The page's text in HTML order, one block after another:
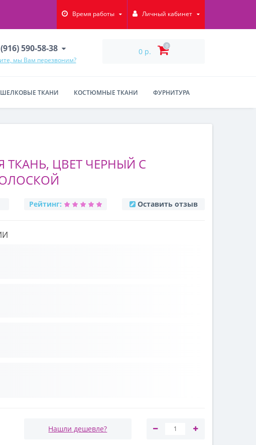
Время работы Личный кабинет
590-58-38
мы Вам перезвоним?
0 р.
0
ШЕЛКОВЫЕ ТКАНИ КОСТЮМНЫЕ ТКАНИ ФУРНИТУРА
ЦВЕТ ЧЕРНЫЙ С
Рейтинг: Оставить отзыв
Нашли дешевле?